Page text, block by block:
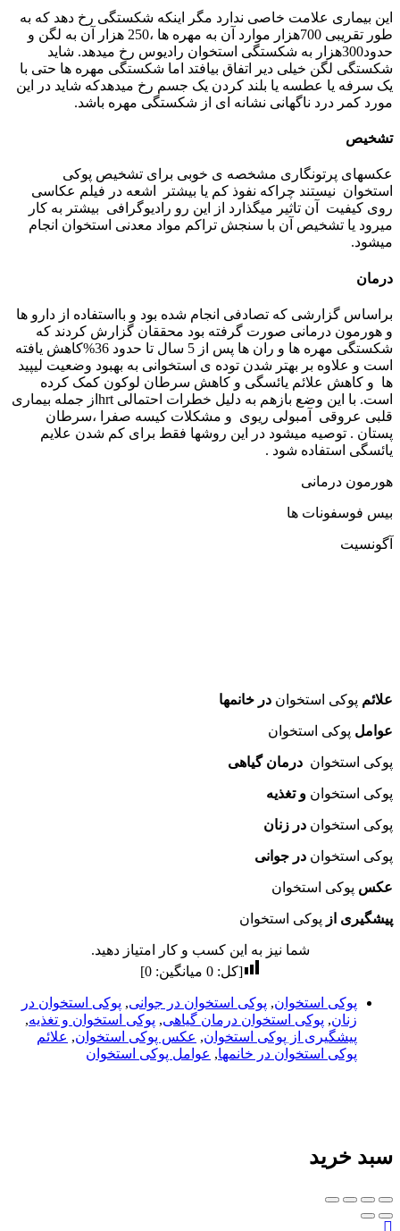
این بیماری علامت خاصی ندارد مگر اینکه شکستگی رخ دهد که به
طور تقریبی 700هزار موارد آن به مهره ها ،250 هزار آن به لگن و
حدود300هزار به شکستگی استخوان رادیوس رخ میدهد. شاید
شکستگی لگن خیلی دیر اتفاق بیافتد اما شکستگی مهره ها حتی با
یک سرفه یا عطسه یا بلند کردن یک جسم رخ میدهدکه شاید در این
مورد کمر درد ناگهانی نشانه ای از شکستگی مهره باشد.
تشخیص
عکسهای پرتونگاری مشخصه ی خوبی برای تشخیص پوکی
استخوان نیستند چراکه نفوذ کم یا بیشتر اشعه در فیلم عکاسی
روی کیفیت آن تاثیر میگذارد از این رو رادیوگرافی بیشتر به کار
میرود یا تشخیص آن با سنجش تراکم مواد معدنی استخوان انجام
میشود.
درمان
براساس گزارشی که تصادفی انجام شده بود و بااستفاده از دارو ها
و هورمون درمانی صورت گرفته بود محققان گزارش کردند که
شکستگی مهره ها و ران ها پس از 5 سال تا حدود 36%کاهش یافته
است و علاوه بر بهتر شدن توده ی استخوانی به بهبود وضعیت لیپید
ها و کاهش علائم یائسگی و کاهش سرطان لوکون کمک کرده
است. با این وضع بازهم به دلیل خطرات احتمالی hrtاز جمله بیماری
قلبی عروقی آمبولی ریوی و مشکلات کیسه صفرا ،سرطان
پستان . توصیه میشود در این روشها فقط برای کم شدن علایم
یائسگی استفاده شود .
هورمون درمانی
بیس فوسفونات ها
آگونسیت
علائم پوکی استخوان در خانمها
عوامل پوکی استخوان
پوکی استخوان درمان گیاهی
پوکی استخوان و تغذیه
پوکی استخوان در زنان
پوکی استخوان در جوانی
عکس پوکی استخوان
پیشگیری از پوکی استخوان
شما نیز به این کسب و کار امتیاز دهید.
[کل:0 میانگین:0
]
پوکی استخوان, پوکی استخوان در جوانی, پوکی استخوان در
زنان, پوکی استخوان درمان گیاهی, پوکی استخوان و تغذیه,
پیشگیری از پوکی استخوان, عکس پوکی استخوان, علائم
پوکی استخوان در خانمها, عوامل پوکی استخوان
سبد خرید